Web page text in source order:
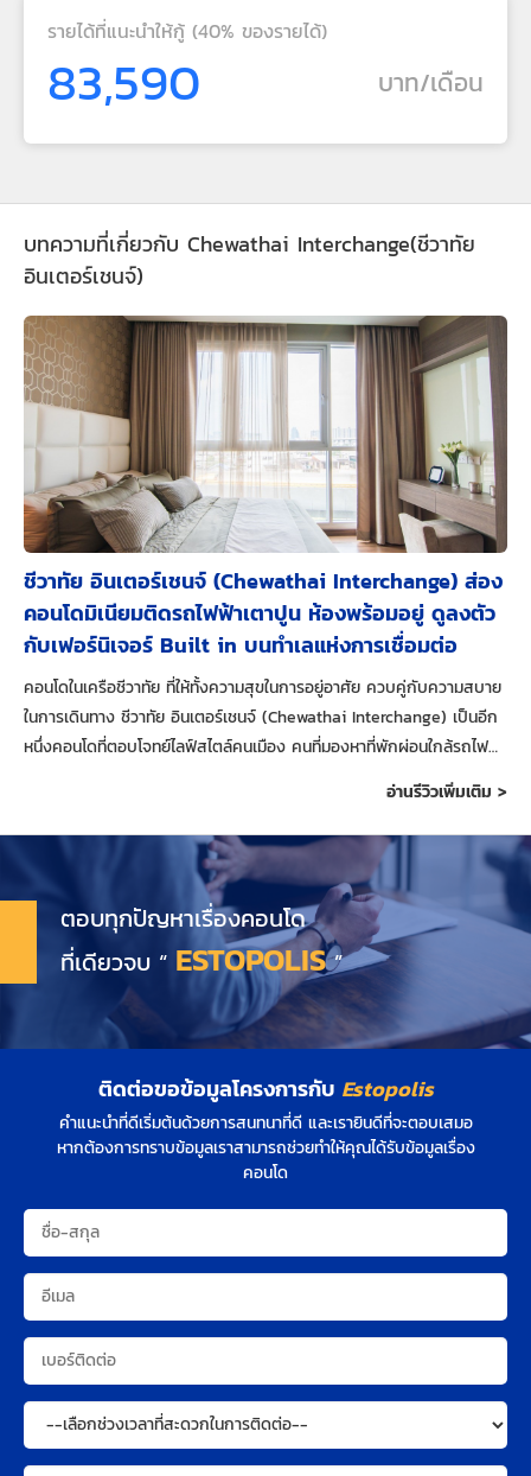
รายได้ที่แนะนำให้กู้ (40% ของรายได้)
83,590 บาท/เดือน
บทความที่เกี่ยวกับ Chewathai Interchange(ชีวาทัย
อินเตอร์เชนจ์)
ชีวาทัย อินเตอร์เชนจ์ (Chewathai Interchange) ส่อง
คอนโดมิเนียมติดรถไฟฟ้าเตาปูน ห้องพร้อมอยู่ ดูลงตัว
กับเฟอร์นิเจอร์ Built in บนทำเลแห่งการเชื่อมต่อ
คอนโดในเครือชีวาทัย ที่ให้ทั้งความสุขในการอยู่อาศัย ควบคู่กับความสบาย
ในการเดินทาง ชีวาทัย อินเตอร์เชนจ์ (Chewathai Interchange) เป็นอีก
หนึ่งคอนโดที่ตอบโจทย์ไลฟ์สไตล์คนเมือง คนที่มองหาที่พักผ่อนใกล้รถไฟฟ้า
อ่านรีวิวเพิ่มเติม >
ตอบทุกปัญหาเรื่องคอนโด
ที่เดียวจบ “ ESTOPOLIS”
ติดต่อขอข้อมูลโครงการกับ Estopolis
คำแนะนำที่ดีเริ่มต้นด้วยการสนทนาที่ดี และเรายินดีที่จะตอบเสมอ
หากต้องการทราบข้อมูลเราสามารถช่วยทำให้คุณได้รับข้อมูลเรื่อง
คอนโด